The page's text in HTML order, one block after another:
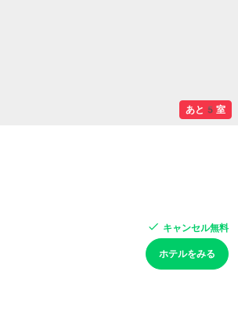
あと5室
キャンセル無料
ホテルをみる